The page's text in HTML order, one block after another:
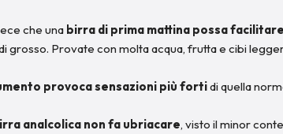
che una birra di prima mattina possa
grosso. Provate con molta acqua, frutta e cibi
provoca sensazioni più fortidi quella
analcolica non fa ubriacare, visto il minor